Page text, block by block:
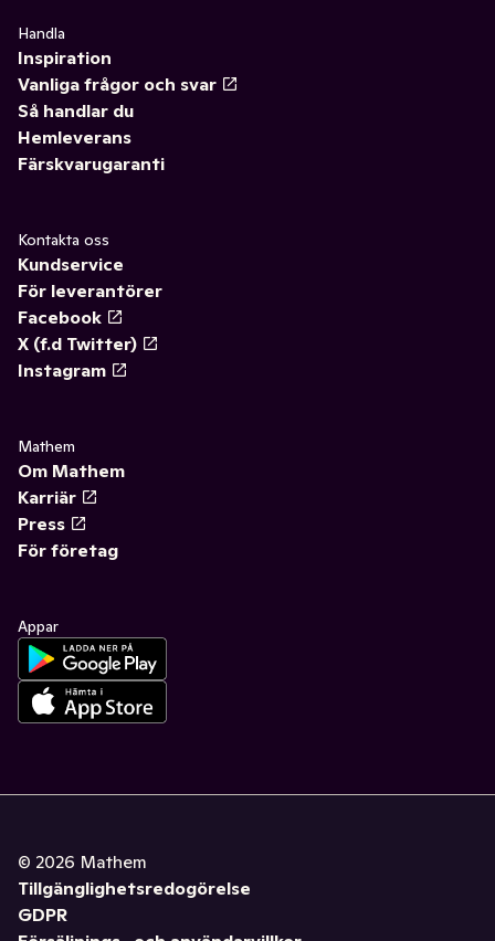
Handla
Inspiration
Vanliga frågor och svar
Så handlar du
Hemleverans
Färskvarugaranti
Kontakta oss
Kundservice
För leverantörer
Facebook
X (f.d Twitter)
Instagram
Mathem
Om Mathem
Karriär
Press
För företag
Appar
© 2026 Mathem
Tillgänglighetsredogörelse
GDPR